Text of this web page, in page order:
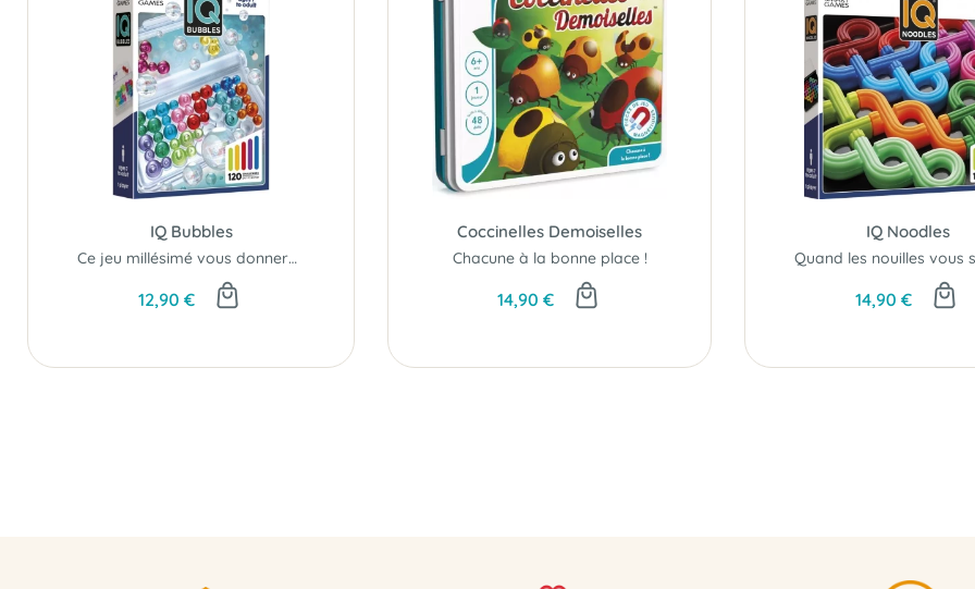
IQ Bubbles
Ce jeu millésimé vous donnera à coup sûr le tournis…
12,90 €
Coccinelles Demoiselles
Chacune à la bonne place !
14,90 €
IQ Noodles
14,90 €